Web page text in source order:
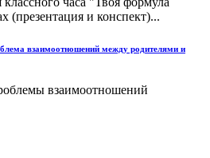
(презентация и конспект)...
взаимоотношений между родителями и
взаимоотношений